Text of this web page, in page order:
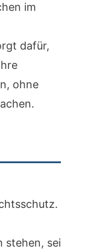
im
dafür,
ohne
stehen, sei